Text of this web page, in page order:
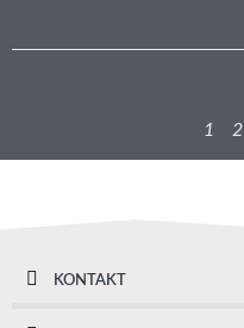
1 2
KONTAKT